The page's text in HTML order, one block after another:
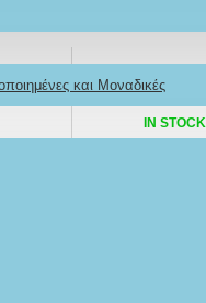
και Μοναδικές
IN STOCK